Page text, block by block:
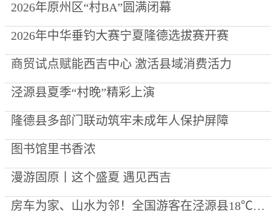
2026年原州区“村BA”圆满闭幕
2026年中华垂钓大赛宁夏隆德选拔赛开赛
商贸试点赋能西吉中心 激活县域消费活力
泾源县夏季“村晚”精彩上演
隆德县多部门联动筑牢未成年人保护屏障
图书馆里书香浓
漫游固原丨这个盛夏 遇见西吉
房车为家、山水为邻！全国游客在泾源县18℃的清凉里“慢下来”